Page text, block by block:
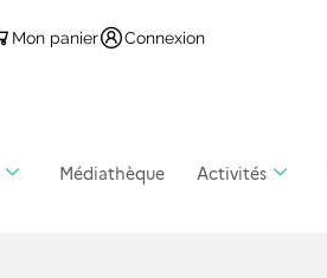
Mon panier Connexion
Médiathèque Activités